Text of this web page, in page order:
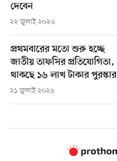
দেবেন
২২ জুলাই ২০২৬
প্রথমবারের মতো শুরু হচ্ছে
জাতীয় তাফসির প্রতিযোগিতা,
থাকছে ১৬ লাখ টাকার পুরস্কার
২১ জুলাই ২০২৬